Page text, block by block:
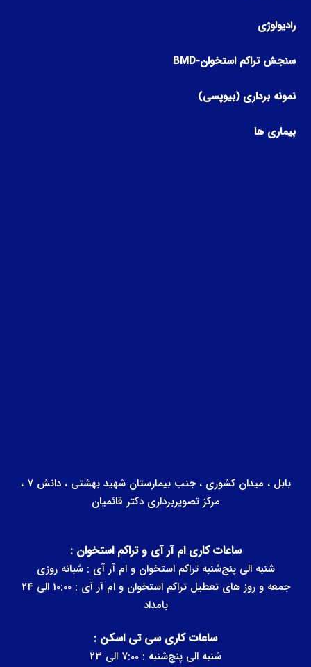
رادیولوژی
سنجش تراکم استخوان-BMD
نمونه برداری (بیوپسی)
بیماری ها
بابل ، میدان کشوری ، جنب بیمارستان شهید بهشتی ، دانش 7 ،
مرکز تصویربرداری دکتر قائمیان
ساعات کاری ام آر آی و تراکم استخوان :
شنبه الی پنج‌شنبه تراکم استخوان و ام آر آی : شبانه روزی
جمعه و روز های تعطیل تراکم استخوان و ام آر آی : 10:00 الی 24
بامداد
ساعات کاری سی تی اسکن :
شنبه الی پنج‌شنبه : 7:00 الی 23